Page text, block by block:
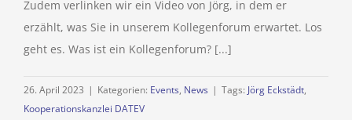
Zudem verlinken wir ein Video von Jörg, in dem er
erzählt, was Sie in unserem Kollegenforum erwartet. Los
geht es. Was ist ein Kollegenforum? [...]
26. April 2023 | Kategorien: Events, News | Tags: Jörg Eckstädt,
Kooperationskanzlei DATEV